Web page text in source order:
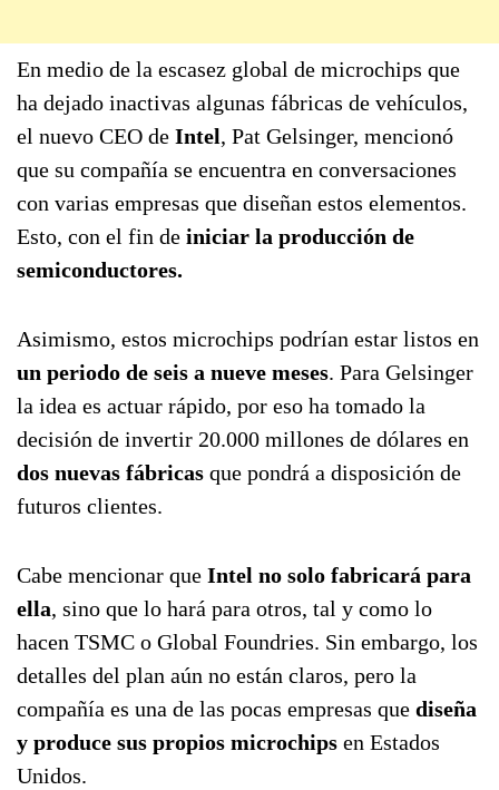
En medio de la escasez global de microchips que
ha dejado inactivas algunas fábricas de vehículos,
el nuevo CEO de Intel, Pat Gelsinger, mencionó
que su compañía se encuentra en conversaciones
con varias empresas que diseñan estos elementos.
Esto, con el fin de iniciar la producción de
semiconductores.
Asimismo, estos microchips podrían estar listos en
un periodo de seis a nueve meses. Para Gelsinger
la idea es actuar rápido, por eso ha tomado la
decisión de invertir 20.000 millones de dólares en
dos nuevas fábricas que pondrá a disposición de
futuros clientes.
Cabe mencionar que Intel no solo fabricará para
ella, sino que lo hará para otros, tal y como lo
hacen TSMC o Global Foundries. Sin embargo, los
detalles del plan aún no están claros, pero la
compañía es una de las pocas empresas que diseña
y produce sus propios microchips en Estados
Unidos.